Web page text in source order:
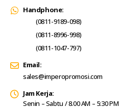
Handphone:
(0811-9189-098)
(0811-8996-998)
(0811-1047-797)
Email:
sales@imperopromosi.com
Jam Kerja:
Senin – Sabtu / 8.00 AM – 5:30 PM